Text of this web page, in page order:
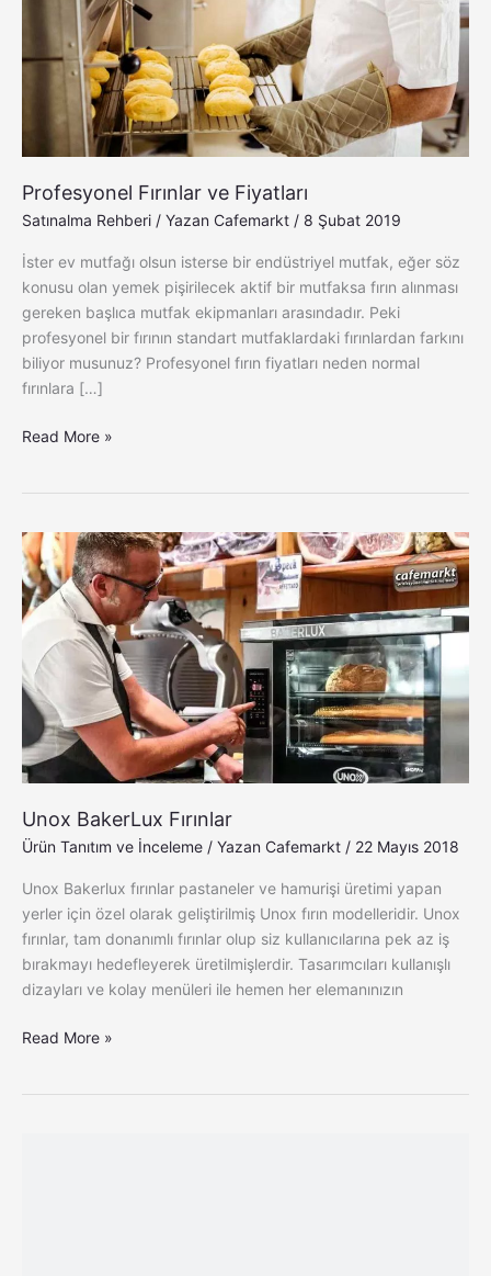
Profesyonel Fırınlar ve Fiyatları
Satınalma Rehberi / Yazan Cafemarkt / 8 Şubat 2019
İster ev mutfağı olsun isterse bir endüstriyel mutfak, eğer söz
konusu olan yemek pişirilecek aktif bir mutfaksa fırın alınması
gereken başlıca mutfak ekipmanları arasındadır. Peki
profesyonel bir fırının standart mutfaklardaki fırınlardan farkını
biliyor musunuz? Profesyonel fırın fiyatları neden normal
fırınlara […]
Read More »
Unox BakerLux Fırınlar
Ürün Tanıtım ve İnceleme / Yazan Cafemarkt / 22 Mayıs 2018
Unox Bakerlux fırınlar pastaneler ve hamurişi üretimi yapan
yerler için özel olarak geliştirilmiş Unox fırın modelleridir. Unox
fırınlar, tam donanımlı fırınlar olup siz kullanıcılarına pek az iş
bırakmayı hedefleyerek üretilmişlerdir. Tasarımcıları kullanışlı
dizayları ve kolay menüleri ile hemen her elemanınızın
Unox
BakerLux
Fırınlar
Read More »